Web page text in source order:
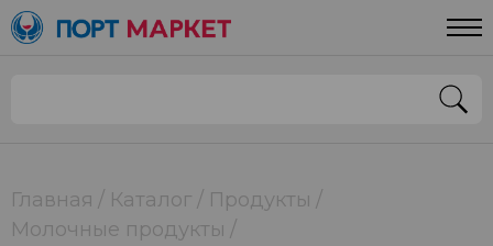
Главная Каталог
Продукты
Молочные продукты